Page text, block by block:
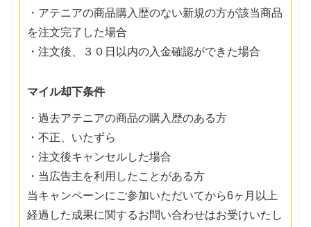
・アテニアの商品購入歴のない新規の方が該当商品
を注文完了した場合
・注文後、３０日以内の入金確認ができた場合
マイル却下条件
・過去アテニアの商品の購入歴のある方
・不正、いたずら
・注文後キャンセルした場合
・当広告主を利用したことがある方
当キャンペーンにご参加いただいてから6ヶ月以上
経過した成果に関するお問い合わせはお受けいたし